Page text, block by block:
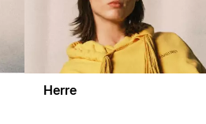
Herre